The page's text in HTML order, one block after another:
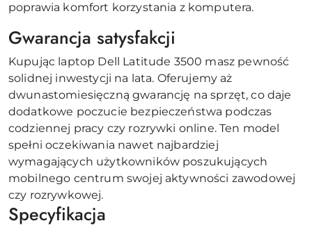
poprawia komfort korzystania z komputera.
Gwarancja satysfakcji
Kupując laptop Dell Latitude 3500 masz pewność
solidnej inwestycji na lata. Oferujemy aż
dwunastomiesięczną gwarancję na sprzęt, co daje
dodatkowe poczucie bezpieczeństwa podczas
codziennej pracy czy rozrywki online. Ten model
spełni oczekiwania nawet najbardziej
wymagających użytkowników poszukujących
mobilnego centrum swojej aktywności zawodowej
czy rozrywkowej.
Specyfikacja